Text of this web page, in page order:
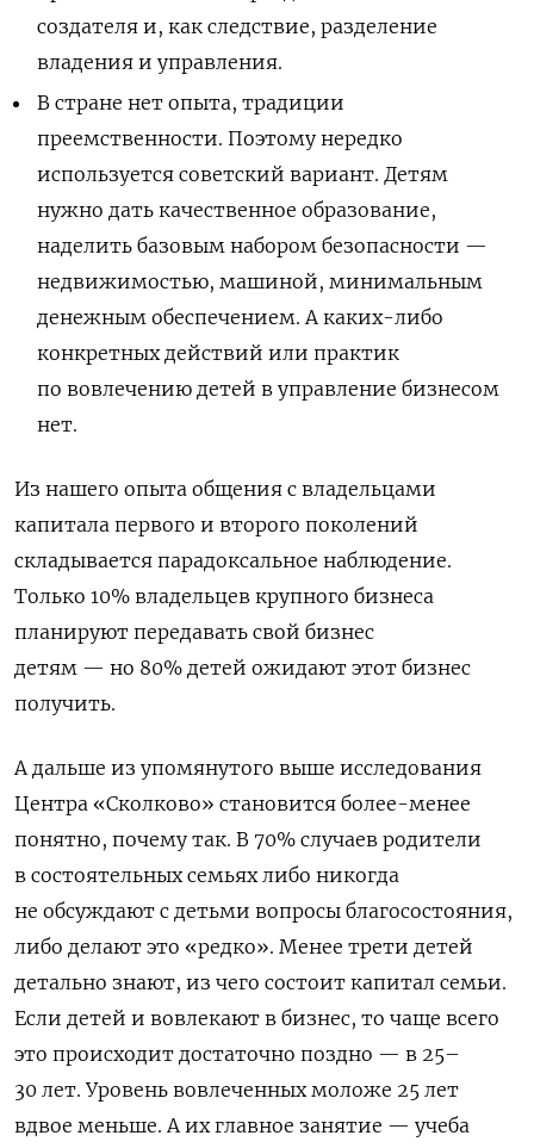
создателя и, как следствие, разделение
владения и управления.
В стране нет опыта, традиции
преемственности. Поэтому нередко
используется советский вариант. Детям
нужно дать качественное образование,
наделить базовым набором безопасности —
недвижимостью, машиной, минимальным
денежным обеспечением. А каких-либо
конкретных действий или практик
по вовлечению детей в управление бизнесом
нет.
Из нашего опыта общения с владельцами
капитала первого и второго поколений
складывается парадоксальное наблюдение.
Только 10% владельцев крупного бизнеса
планируют передавать свой бизнес
детям — но 80% детей ожидают этот бизнес
получить.
А дальше из упомянутого выше исследования
Центра «Сколково» становится более-менее
понятно, почему так. В 70% случаев родители
в состоятельных семьях либо никогда
не обсуждают с детьми вопросы благосостояния,
либо делают это «редко». Менее трети детей
детально знают, из чего состоит капитал семьи.
Если детей и вовлекают в бизнес, то чаще всего
это происходит достаточно поздно — в 25–
30 лет. Уровень вовлеченных моложе 25 лет
вдвое меньше. А их главное занятие — учеба